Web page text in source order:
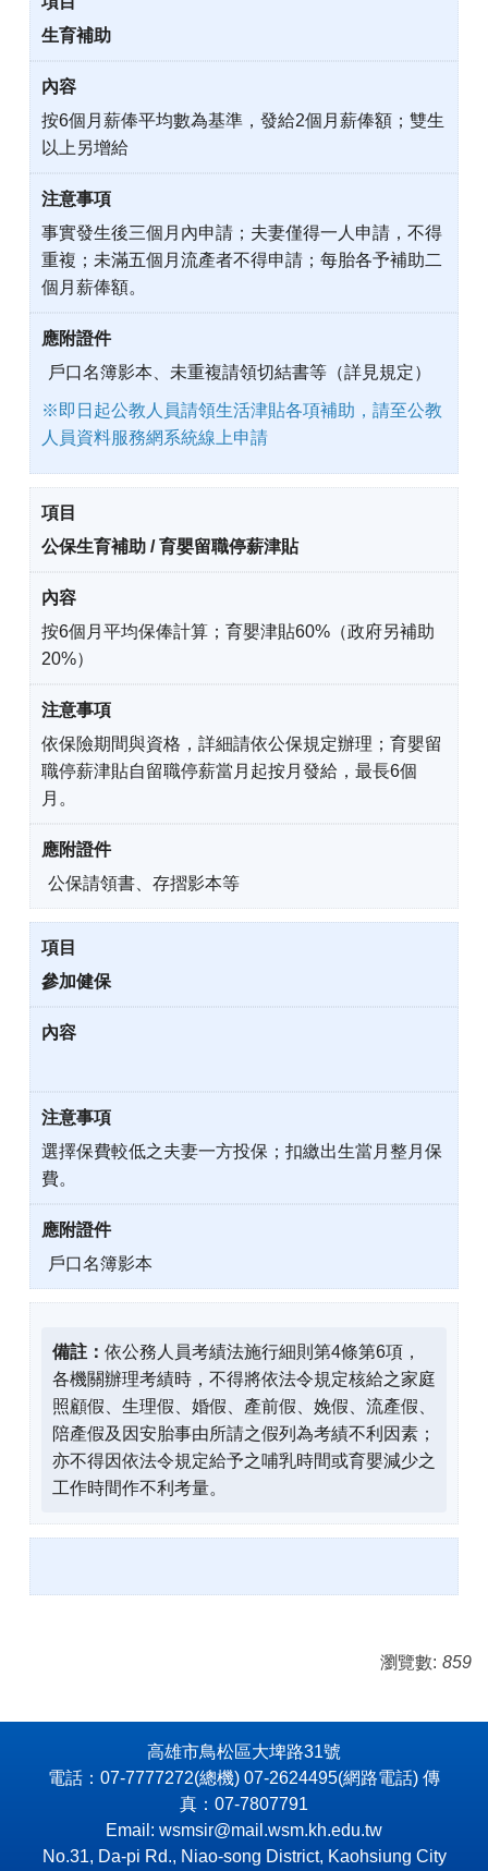
生育補助
按6個月薪俸平均數為基準，發給2個月薪俸額；雙生
以上另增給
事實發生後三個月內申請；夫妻僅得一人申請，不得
重複；未滿五個月流產者不得申請；每胎各予補助二
個月薪俸額。
戶口名簿影本、未重複請領切結書等（詳見規定）
※即日起公教人員請領生活津貼各項補助，請至公教
人員資料服務網系統線上申請
公保生育補助 / 育嬰留職停薪津貼
按6個月平均保俸計算；育嬰津貼60%（政府另補助
20%）
依保險期間與資格，詳細請依公保規定辦理；育嬰留
職停薪津貼自留職停薪當月起按月發給，最長6個
月。
公保請領書、存摺影本等
參加健保
選擇保費較低之夫妻一方投保；扣繳出生當月整月保
費。
戶口名簿影本
備註： 依公務人員考績法施行細則第4條第6項，
各機關辦理考績時，不得將依法令規定核給之家庭
照顧假、生理假、婚假、產前假、娩假、流產假、
陪產假及因安胎事由所請之假列為考績不利因素；
亦不得因依法令規定給予之哺乳時間或育嬰減少之
工作時間作不利考量。
瀏覽數: 859
高雄市鳥松區大埤路31號
電話：07-7777272(總機) 07-2624495(網路電話) 傳
真：07-7807791
Email: wsmsir@mail.wsm.kh.edu.tw
No.31, Da-pi Rd., Niao-song District, Kaohsiung City